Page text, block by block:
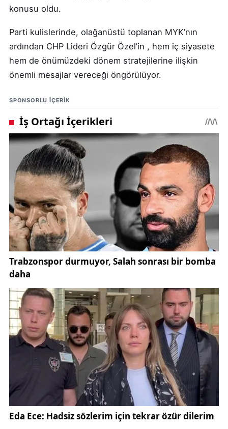
konusu oldu.
Parti kulislerinde, olağanüstü toplanan MYK’nın
ardından CHP Lideri Özgür Özel’in , hem iç siyasete
hem de önümüzdeki dönem stratejilerine ilişkin
önemli mesajlar vereceği öngörülüyor.
SPONSORLU IÇERIK